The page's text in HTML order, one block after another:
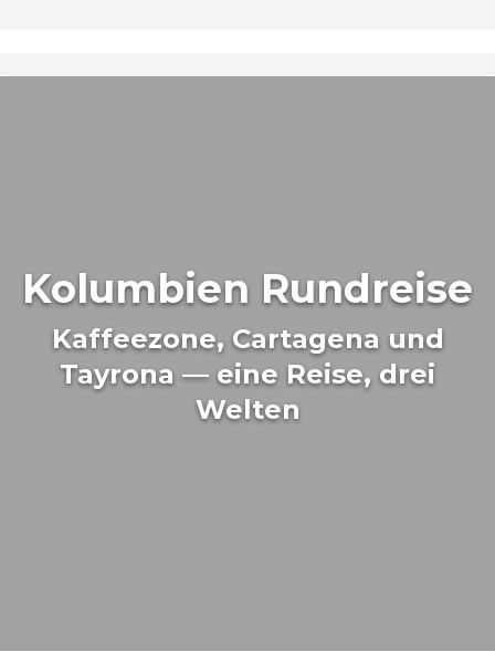
Kolumbien Rundreise
Kaffeezone, Cartagena und
Tayrona — eine Reise, drei
Welten